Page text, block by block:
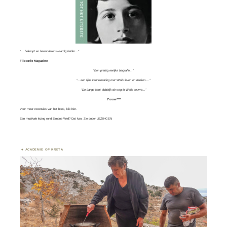
“… beknopt en bewonderenswaardig helder…”
Filosofie Magazine
“Een prettig eerlijke biografie…”
“…een fijne kennismaking met Weils leven en denken….”
“De Lange kent duidelijk de weg in Weils oeuvre…”
Trouw****
Voor meer recensies van het boek, klik hier.
Een muzikale lezing rond Simone Weil? Dat kan. Zie onderLEZINGEN
ACADEMIE OP KRETA